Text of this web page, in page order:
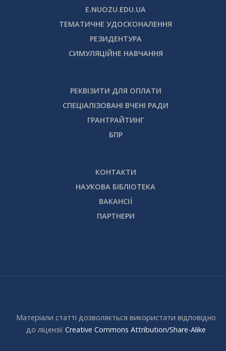
E.NUOZU.EDU.UA
ТЕМАТИЧНЕ УДОСКОНАЛЕННЯ
РЕЗИДЕНТУРА
СИМУЛЯЦІЙНЕ НАВЧАННЯ
РЕКВІЗИТИ ДЛЯ ОПЛАТИ
СПЕЦІАЛІЗОВАНІ ВЧЕНІ РАДИ
ГРАНТРАЙТИНГ
БПР
КОНТАКТИ
НАУКОВА БІБЛІОТЕКА
ВАКАНСІЇ
ПАРТНЕРИ
Матеріали статті дозволяється використати відповідно
до ліцензії Creative Commons Attribution/Share-Alike